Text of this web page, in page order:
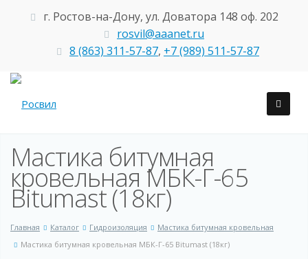
г. Ростов-на-Дону, ул. Доватора 148 оф. 202
rosvil@aaanet.ru
8 (863) 311-57-87, +7 (989) 511-57-87
Мастика битумная
кровельная МБК-Г-65
Bitumast (18кг)
Главная Каталог Гидроизоляция
Мастика битумная кровельная
Мастика битумная кровельная МБК-Г-65 Bitumast (18кг)